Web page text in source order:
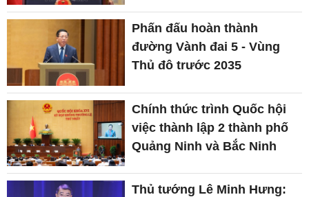
Phấn đấu hoàn thành
đường Vành đai 5 - Vùng
Thủ đô trước 2035
Chính thức trình Quốc hội
việc thành lập 2 thành phố
Quảng Ninh và Bắc Ninh
Thủ tướng Lê Minh Hưng: